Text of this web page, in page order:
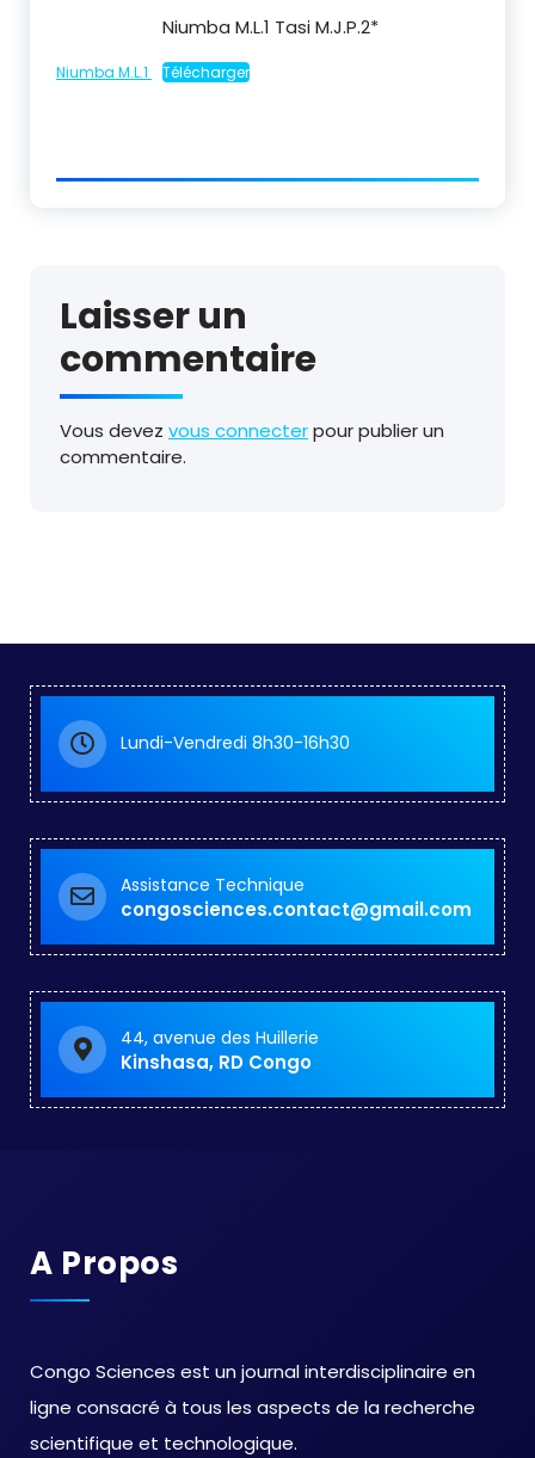
Niumba M.L.1 Tasi M.J.P.2*
Niumba M.L.1 Télécharger
Laisser un
commentaire
Vous devez vous connecterpour publier un
commentaire.
Lundi-Vendredi 8h30-16h30
Assistance Technique
congosciences.contact@gmail.com
44, avenue des Huillerie
Kinshasa, RD Congo
A Propos
Congo Sciences est un journal interdisciplinaire en
ligne consacré à tous les aspects de la recherche
scientifique et technologique.